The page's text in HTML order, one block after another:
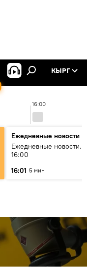
КЫРГ
16:00
Ежедневные новости
Ежедневные новости.
16:00
16:01 5 мин